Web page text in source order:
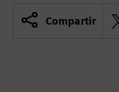
Compartir